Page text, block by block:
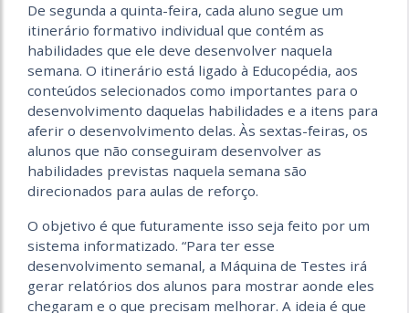
De segunda a quinta-feira, cada aluno segue um
itinerário formativo individual que contém as
habilidades que ele deve desenvolver naquela
semana. O itinerário está ligado à Educopédia, aos
conteúdos selecionados como importantes para o
desenvolvimento daquelas habilidades e a itens para
aferir o desenvolvimento delas. Às sextas-feiras, os
alunos que não conseguiram desenvolver as
habilidades previstas naquela semana são
direcionados para aulas de reforço.
O objetivo é que futuramente isso seja feito por um
sistema informatizado. “Para ter esse
desenvolvimento semanal, a Máquina de Testes irá
gerar relatórios dos alunos para mostrar aonde eles
chegaram e o que precisam melhorar. A ideia é que